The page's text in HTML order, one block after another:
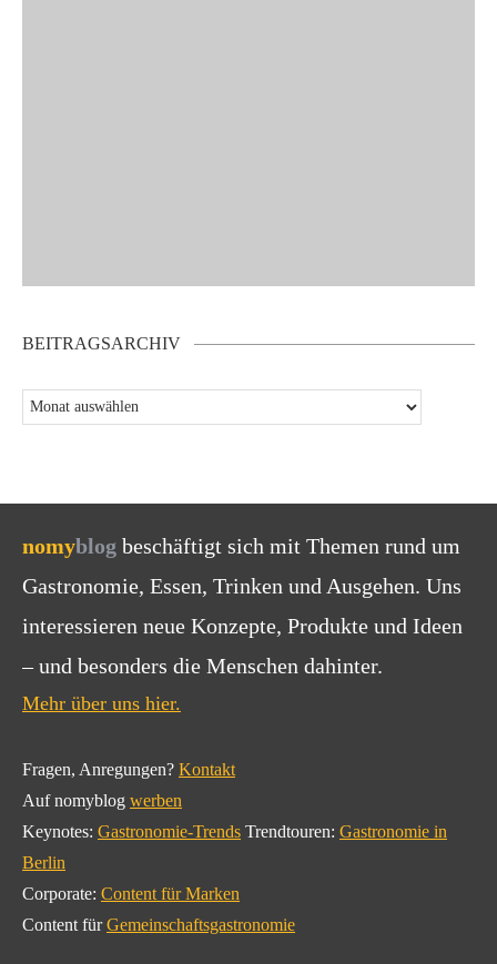
BEITRAGSARCHIV
nomyblog beschäftigt sich mit Themen rund um
Gastronomie, Essen, Trinken und Ausgehen. Uns
interessieren neue Konzepte, Produkte und Ideen
– und besonders die Menschen dahinter.
Mehr über uns hier.
Fragen, Anregungen? Kontakt
Auf nomyblog werben
Keynotes: Gastronomie-Trends Trendtouren: Gastronomie in
Berlin
Corporate: Content für Marken
Content fürGemeinschaftsgastronomie